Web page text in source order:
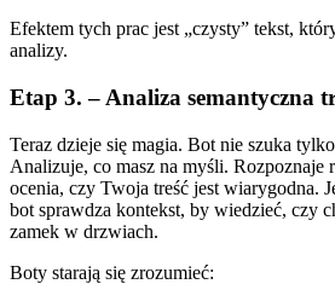
Efektem tych prac jest „czysty” tekst,
analizy.
Etap 3. – Analiza semantyczna
Teraz dzieje się magia. Bot nie szuka
Analizuje, co masz na myśli. Rozpoznaje
ocenia, czy Twoja treść jest wiarygodna.
bot sprawdza kontekst, by wiedzieć, czy
zamek w drzwiach.
Boty starają się zrozumieć: